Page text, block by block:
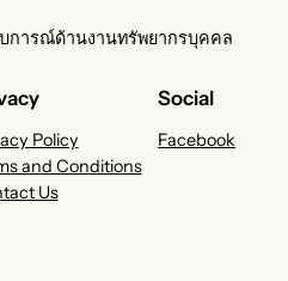
การณ์ด้านงานทรัพยากรบุคคล
Policy
and Conditions
Us
Social
Facebook